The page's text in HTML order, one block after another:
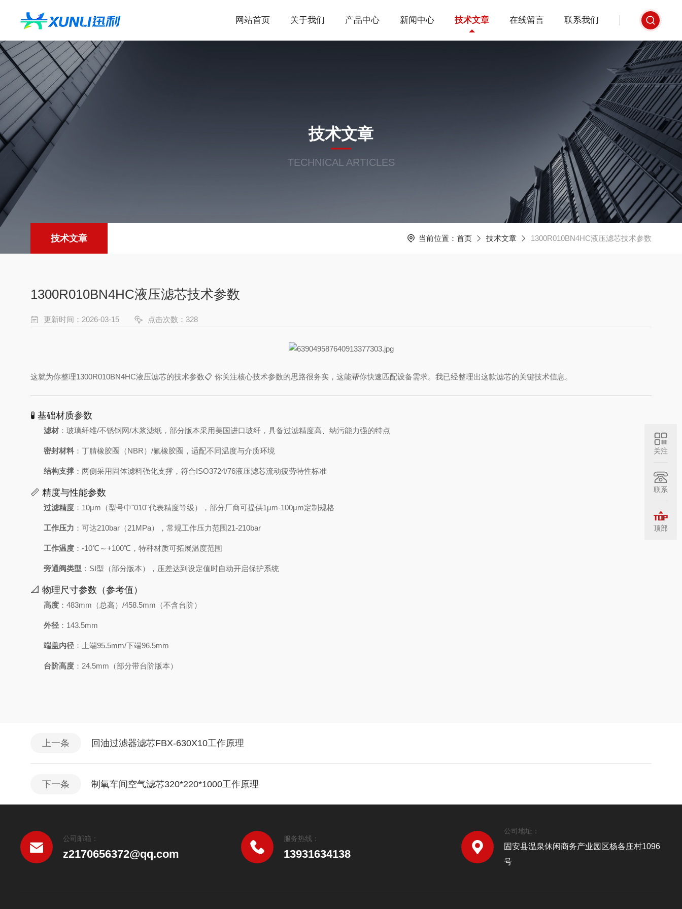
网站首页 关于我们 产品中心 新闻中心 技术文章 在线留言 联系我们
技术文章
TECHNICAL ARTICLES
技术文章 当前位置： 首页 技术文章 1300R010BN4HC液压滤芯技术参数
1300R010BN4HC液压滤芯技术参数
更新时间：2026-03-15 点击次数：328
这就为你整理1300R010BN4HC液压滤芯的技术参数📋 你关注核心技术参数的思路很务实，这能帮你快速匹配设备需求。我已经整理出这款滤芯的关键技术信息。
🧪 基础材质参数
滤材 ：玻璃纤维/不锈钢网/木浆滤纸，部分版本采用美国进口玻纤，具备过滤精度高、纳污能力强的特点
密封材料 ：丁腈橡胶圈（NBR）/氟橡胶圈，适配不同温度与介质环境
结构支撑 ：两侧采用固体滤料强化支撑，符合ISO3724/76液压滤芯流动疲劳特性标准
📏 精度与性能参数
过滤精度 ：10μm（型号中"010"代表精度等级），部分厂商可提供1μm-100μm定制规格
工作压力 ：可达210bar（21MPa），常规工作压力范围21-210bar
工作温度 ：-10℃～+100℃，特种材质可拓展温度范围
旁通阀类型 ：SI型（部分版本），压差达到设定值时自动开启保护系统
📐 物理尺寸参数（参考值）
高度 ：483mm（总高）/458.5mm（不含台阶）
外径 ：143.5mm
端盖内径 ：上端95.5mm/下端96.5mm
台阶高度 ：24.5mm（部分带台阶版本）
上一条 回油过滤器滤芯FBX-630X10工作原理
下一条 制氧车间空气滤芯320*220*1000工作原理
公司邮箱：
z2170656372@qq.com
服务热线：
13931634138
公司地址：
固安县温泉休闲商务产业园区杨各庄村1096
号
关注
联系
顶部